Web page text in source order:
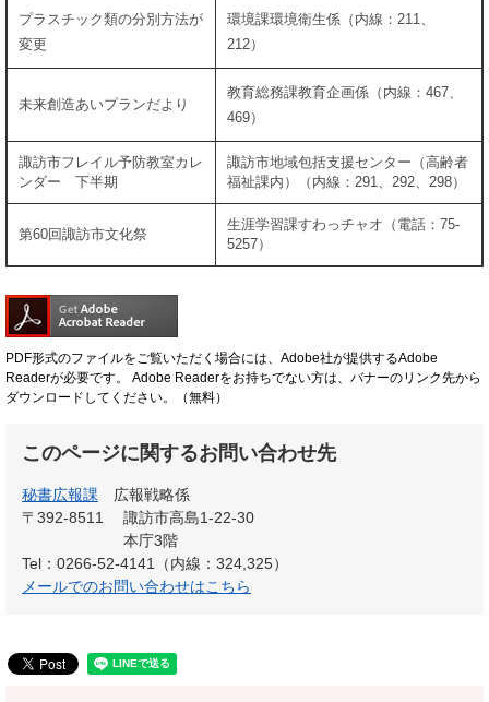
プラスチック類の分別方法が
変更
環境課環境衛生係（内線：211、
212）
未来創造あいプランだより
教育総務課教育企画係（内線：467、
469）
諏訪市フレイル予防教室カレ
ンダー 下半期
諏訪市地域包括支援センター（高齢者
福祉課内）（内線：291、292、298）
第60回諏訪市文化祭
生涯学習課すわっチャオ（電話：75-
5257）
PDF形式のファイルをご覧いただく場合には、Adobe社が提供するAdobe
Readerが必要です。
Adobe Readerをお持ちでない方は、バナーのリンク先から
ダウンロードしてください。（無料）
このページに関するお問い合わせ先
秘書広報課
広報戦略係
〒392-8511
諏訪市高島1-22-30
本庁3階
Tel：0266-52-4141（内線：324,325）
メールでのお問い合わせはこちら